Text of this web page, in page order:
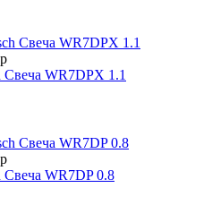
Свеча WR7DPX 1.1
Свеча WR7DP 0.8